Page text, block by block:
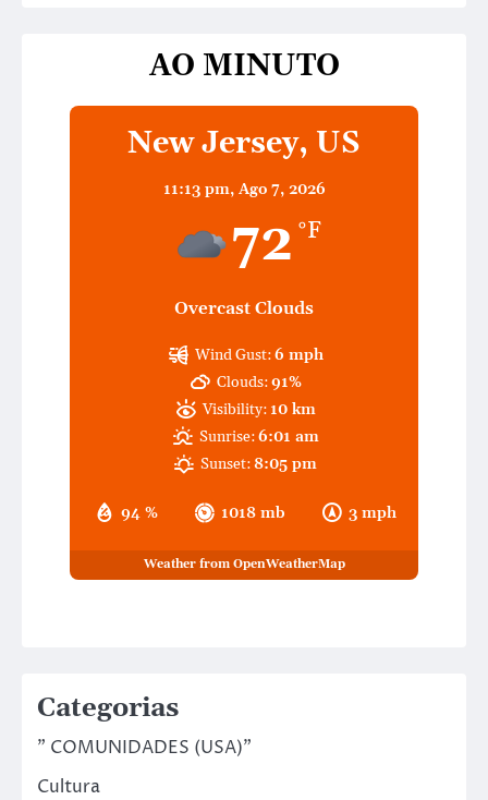
AO MINUTO
New Jersey, US
11:13 pm, Ago 7, 2026
72 °F
Overcast Clouds
94 % 1018 mb 3 mph
Wind Gust:6 mph
Clouds:91%
Visibility: 10 km
Sunrise:6:01 am
Sunset:8:05 pm
Weather from OpenWeatherMap
Categorias
" COMUNIDADES (USA)"
Cultura